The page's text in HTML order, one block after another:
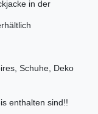
in der
Schuhe, Deko
enthalten sind!!